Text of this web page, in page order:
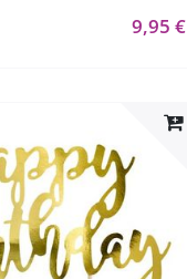
9,95 €